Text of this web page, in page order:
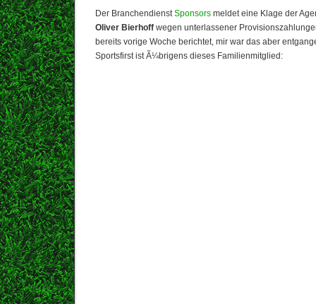
Der BranchendienstSponsors meldet eine Klage der
Oliver Bierhoff wegen unterlassener
bereits vorige Woche berichtet, mir war das aber
Sportsfirst ist Ã¼brigens dieses Familienmitglied: